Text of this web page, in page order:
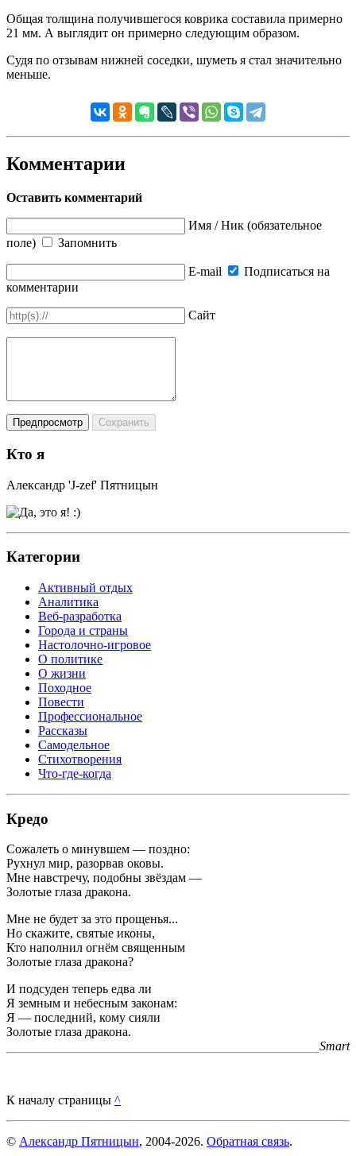
Общая толщина получившегося коврика составила примерно
21 мм. А выглядит он примерно следующим образом.
Судя по отзывам нижней соседки, шуметь я стал значительно
меньше.
Комментарии
Оставить комментарий
Имя / Ник (обязательное
поле)
Запомнить
E-mail
Подписаться на
комментарии
Сайт
Кто я
Александр 'J-zef' Пятницын
Категории
Активный отдых
Аналитика
Веб-разработка
Города и страны
Настолочно-игровое
О политике
О жизни
Походное
Повести
Профессиональное
Рассказы
Самодельное
Стихотворения
Что-где-когда
Кредо
Сожалеть о минувшем — поздно:
Рухнул мир, разорвав оковы.
Мне навстречу, подобны звёздам —
Золотые глаза дракона.
Мне не будет за это прощенья...
Но скажите, святые иконы,
Кто наполнил огнём священным
Золотые глаза дракона?
И подсуден теперь едва ли
Я земным и небесным законам:
Я — последний, кому сияли
Золотые глаза дракона.
Smart
К началу страницы ^
© Александр Пятницын, 2004-2026. Обратная связь.